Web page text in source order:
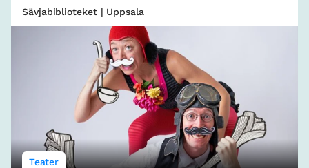
Sävjabiblioteket | Uppsala
Teater